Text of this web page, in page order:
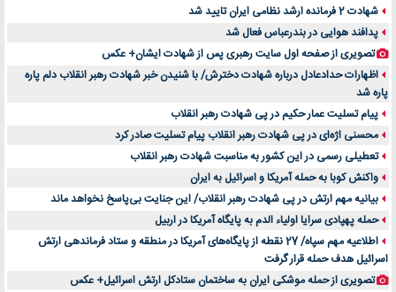
شهادت 2 فرمانده ارشد نظامی ایران تایید شد
پدافند هوایی در بندرعباس فعال شد
تصویری از صفحه اول سایت رهبری پس از شهادت ایشان+ عکس
اظهارات حدادعادل درباره شهادت دخترش/ با شنیدن خبر شهادت رهبر انقلاب دلم پاره
پاره شد
پیام تسلیت عمار حکیم در پی شهادت رهبر انقلاب
محسنی اژه‌ای در پی شهادت رهبر انقلاب پیام تسلیت صادر کرد
تعطیلی رسمی در این کشور به مناسبت شهادت رهبر انقلاب
واکنش کوبا به حمله آمریکا و اسرائیل به ایران
بیانیه مهم ارتش در پی شهادت رهبر انقلاب/ این جنایت بی‌پاسخ نخواهد ماند
حمله پهپادی سرایا اولیاء الدم به پایگاه آمریکا در اربیل
اطلاعیه مهم سپاه/ 27 نقطه از پایگاه‌های آمریکا در منطقه و ستاد فرماندهی ارتش
اسرائیل هدف حمله قرار گرفت
تصویری از حمله موشکی ایران به ساختمان ستادکل ارتش اسرائیل+ عکس